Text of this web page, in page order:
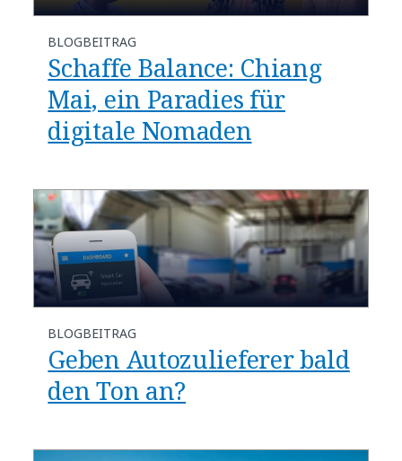
BLOGBEITRAG
Schaffe Balance: Chiang
Mai, ein Paradies für
digitale Nomaden
BLOGBEITRAG
Geben Autozulieferer bald
den Ton an?